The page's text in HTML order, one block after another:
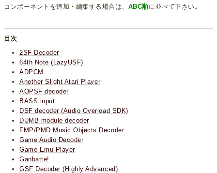
コンポーネントを追加・編集する場合は、 ABC順に並べて下さい。
目次
2SF Decoder
64th Note (LazyUSF)
ADPCM
Another Slight Atari Player
AOPSF decoder
BASS input
DSF decoder (Audio Overload SDK)
DUMB module decoder
FMP/PMD Music Objects Decoder
Game Audio Decoder
Game Emu Player
Ganbatte!
GSF Decoder (Highly Advanced)